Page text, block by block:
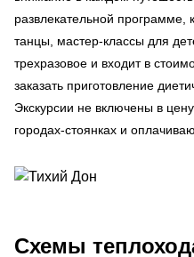
развлекательной программе,
танцы, мастер-классы для
трехразовое и входит в
заказать приготовление
Экскурсии не включены в
городах-стоянках и
Схемы